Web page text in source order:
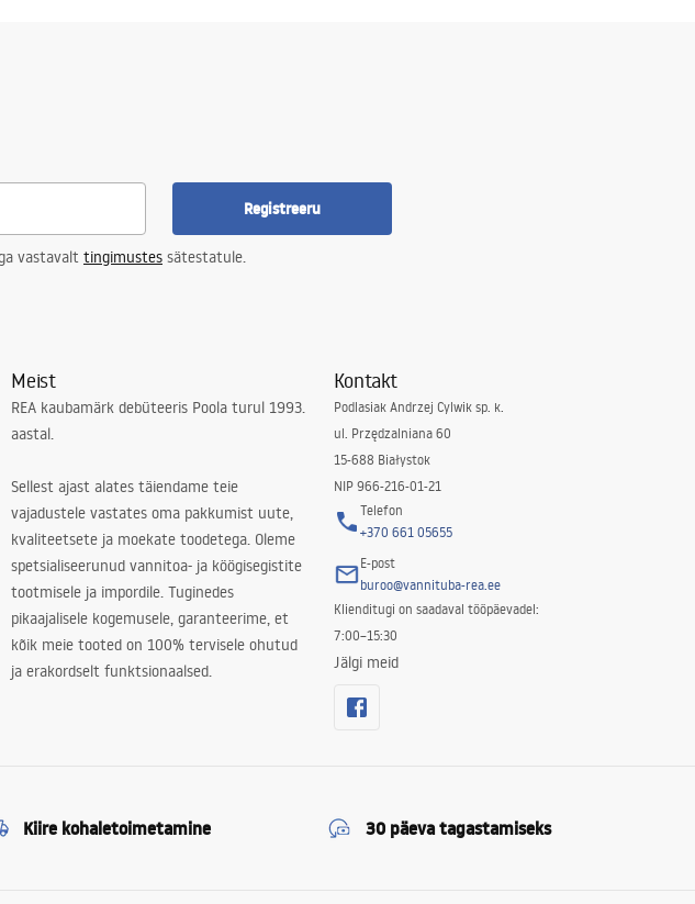
Registreeru
vastavalt tingimustes sätestatule.
Meist
REA kaubamärk debüteeris Poola turul 1993.
aastal.
Sellest ajast alates täiendame teie
vajadustele vastates oma pakkumist uute,
kvaliteetsete ja moekate toodetega. Oleme
spetsialiseerunud vannitoa- ja köögisegistite
tootmisele ja impordile. Tuginedes
pikaajalisele kogemusele, garanteerime, et
kõik meie tooted on 100% tervisele ohutud
ja erakordselt funktsionaalsed.
Kontakt
Podlasiak Andrzej Cylwik sp. k.
ul. Przędzalniana 60
15-688 Białystok
NIP 966-216-01-21
Telefon
+370 661 05655
E-post
buroo@vannituba-rea.ee
Klienditugi on saadaval tööpäevadel:
7:00–15:30
Jälgi meid
Kiire kohaletoimetamine 30 päeva tagastamiseks